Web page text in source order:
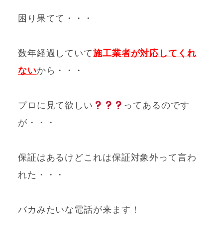
困り果てて・・・
数年経過していて施工業者が対応してくれ
ないから・・・
プロに見て欲しい
ってあるのです
が・・・
保証はあるけどこれは保証対象外って言わ
れた・・・
バカみたいな電話が来ます！